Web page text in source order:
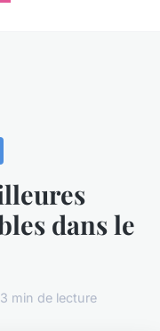
dans le
min de lecture